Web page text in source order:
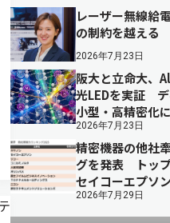
レーザー無線給
の制約を越える
2026年7月23日
阪大と立命大、
光LEDを実証 デ
小型・高精密化
2026年7月23日
精密機器の他社
グを発表 トップ
セイコーエプソ
2026年7月29日